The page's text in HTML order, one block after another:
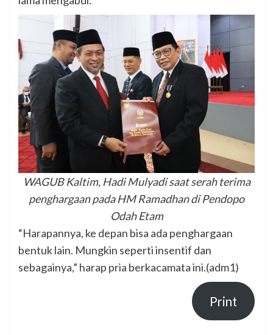
WAGUB Kaltim, Hadi Mulyadi saat serah terima
penghargaan pada HM Ramadhan di Pendopo
Odah Etam
“Harapannya, ke depan bisa ada penghargaan
bentuk lain. Mungkin seperti insentif dan
sebagainya,” harap pria berkacamata ini.(adm1)
Print